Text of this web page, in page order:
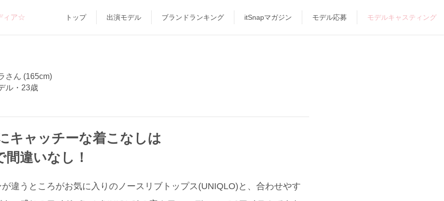
ィア☆ トップ 出演モデル ブランドランキング itSnapマガジン モデル応募 モデルキャスティング
さん (165cm)
ル・23歳
キャッチーな着こなしは
違いなし！
違うところがお気に入りのノースリブトップス(UNIQLO)と、合わせやす